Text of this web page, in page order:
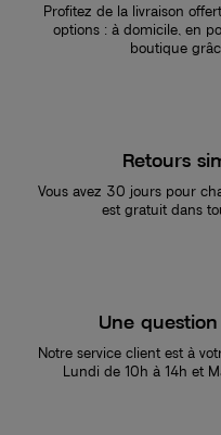
Profitez de la livraison
options : à domicile, en
boutique
Retours
Vous avez 30 jours pour
est gratuit dans
Une
Notre service client est à
Lundi de 10h à 14h et